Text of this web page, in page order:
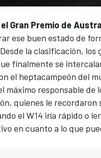
Gran Premio de
ese buen estado de
la clasificación,
finalmente se
el heptacampeón del
máximo responsable de
quienes le
el W14 iría rápido o
en cuanto a lo que